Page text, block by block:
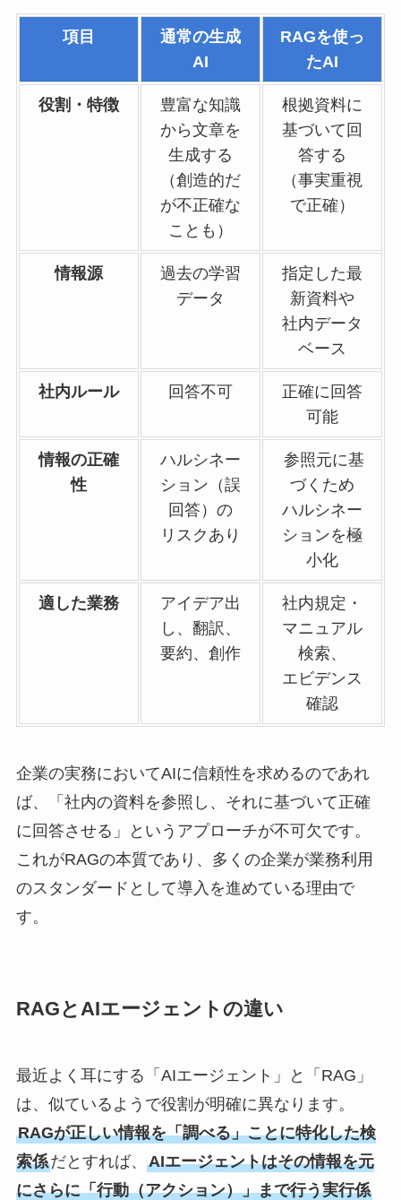
項目
通常の生成
AI
RAGを使っ
たAI
役割・特徴
豊富な知識
から文章を
生成する
（創造的だ
が不正確な
ことも）
根拠資料に
基づいて回
答する
（事実重視
で正確）
情報源
過去の学習
データ
指定した最
新資料や
社内データ
ベース
社内ルール 回答不可
正確に回答
可能
情報の正確
性
ハルシネー
ション（誤
回答）の
リスクあり
参照元に基
づくため
ハルシネー
ションを極
小化
適した業務
アイデア出
し、翻訳、
要約、創作
社内規定・
マニュアル
検索、
エビデンス
確認
企業の実務においてAIに信頼性を求めるのであれ
ば、「社内の資料を参照し、それに基づいて正確
に回答させる」というアプローチが不可欠です。
これがRAGの本質であり、多くの企業が業務利用
のスタンダードとして導入を進めている理由で
す。
RAGとAIエージェントの違い
最近よく耳にする「AIエージェント」と「RAG」
は、似ているようで役割が明確に異なります。
RAGが正しい情報を「調べる」ことに特化した検
索係だとすれば、 AIエージェントはその情報を元
にさらに「行動（アクション）」まで行う実行係